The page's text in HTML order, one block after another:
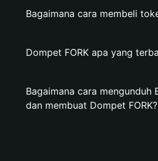
Bagaimana cara membeli
Dompet FORK apa yang
Bagaimana cara mengunduh
dan membuat Dompet FORK?